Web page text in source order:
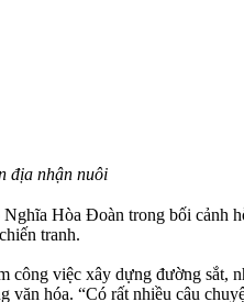
địa nhận nuôi
Hòa Đoàn trong bối cảnh
tranh.
việc xây dựng đường sắt,
hóa. “Có rất nhiều câu